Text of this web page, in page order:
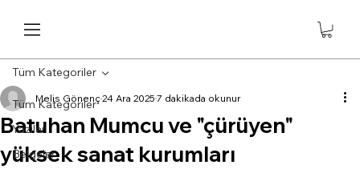
Tüm Kategoriler
Yazılar
Belgeler
Tüm Kategoriler
Batuhan Mumcu ve "çürüyen"
yüksek sanat kurumları
Melis Gönenç 24 Ara 2025 7 dakikada okunur